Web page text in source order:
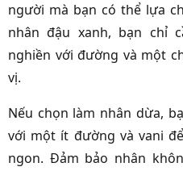
người mà bạn có thể lựa
nhân đậu xanh, bạn chỉ
nghiền với đường và một
vị.
Nếu chọn làm nhân dừa,
với một ít đường và vani
ngon. Đảm bảo nhân